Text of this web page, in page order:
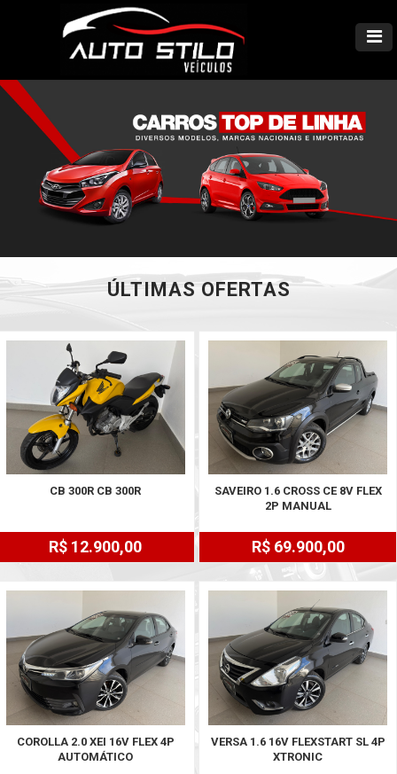
ÚLTIMAS OFERTAS
CB 300R CB 300R
R$ 12.900,00
SAVEIRO 1.6 CROSS CE 8V FLEX
2P MANUAL
R$ 69.900,00
COROLLA 2.0 XEI 16V FLEX 4P
AUTOMÁTICO
VERSA 1.6 16V FLEXSTART SL 4P
XTRONIC